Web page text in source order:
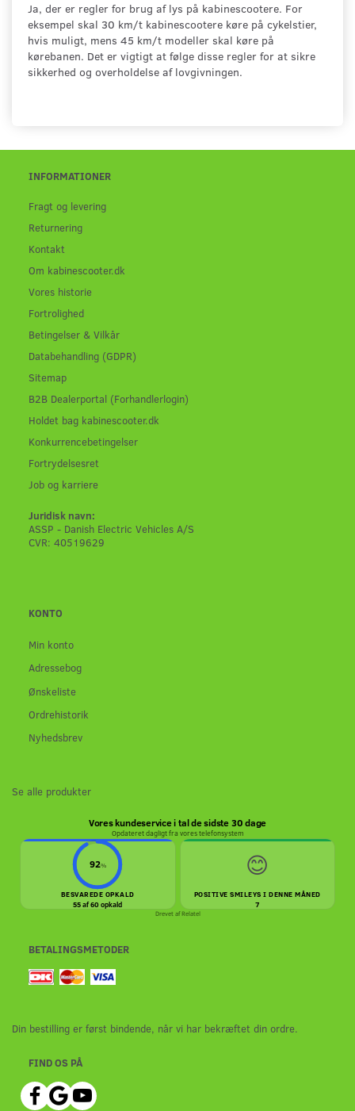
Ja, der er regler for brug af lys på kabinescootere. For
eksempel skal 30 km/t kabinescootere køre på cykelstier,
hvis muligt, mens 45 km/t modeller skal køre på
kørebanen. Det er vigtigt at følge disse regler for at sikre
sikkerhed og overholdelse af lovgivningen.
INFORMATIONER
Fragt og levering
Returnering
Kontakt
Om kabinescooter.dk
Vores historie
Fortrolighed
Betingelser & Vilkår
Databehandling (GDPR)
Sitemap
B2B Dealerportal (Forhandlerlogin)
Holdet bag kabinescooter.dk
Konkurrencebetingelser
Fortrydelsesret
Job og karriere
Juridisk navn:
ASSP - Danish Electric Vehicles A/S
CVR: 40519629
KONTO
Min konto
Adressebog
Ønskeliste
Ordrehistorik
Nyhedsbrev
Se alle produkter
Vores kundeservice i tal de sidste 30 dage
Opdateret dagligt fra vores telefonsystem
92%
BESVAREDE OPKALD
55 af 60 opkald
😊
POSITIVE SMILEYS I DENNE MÅNED
7
Drevet afRelatel
BETALINGSMETODER
Din bestilling er først bindende, når vi har bekræftet din ordre.
FIND OS PÅ